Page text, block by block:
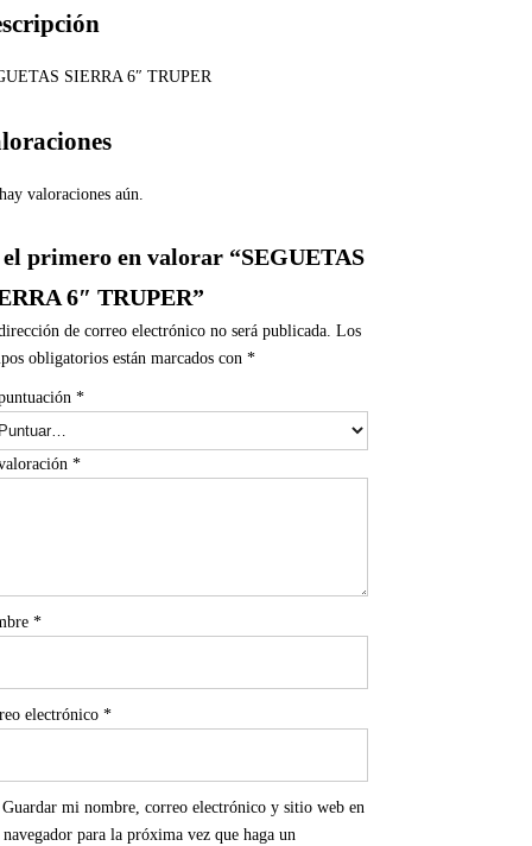
SIERRA 6″ TRUPER
valoraciones aún.
el primero en valorar “SEGUETAS
6″ TRUPER”
de correo electrónico no será publicada. Los
obligatorios están marcados con *
*
*
*
electrónico *
Guardar mi nombre, correo electrónico y sitio web en
navegador para la próxima vez que haga un